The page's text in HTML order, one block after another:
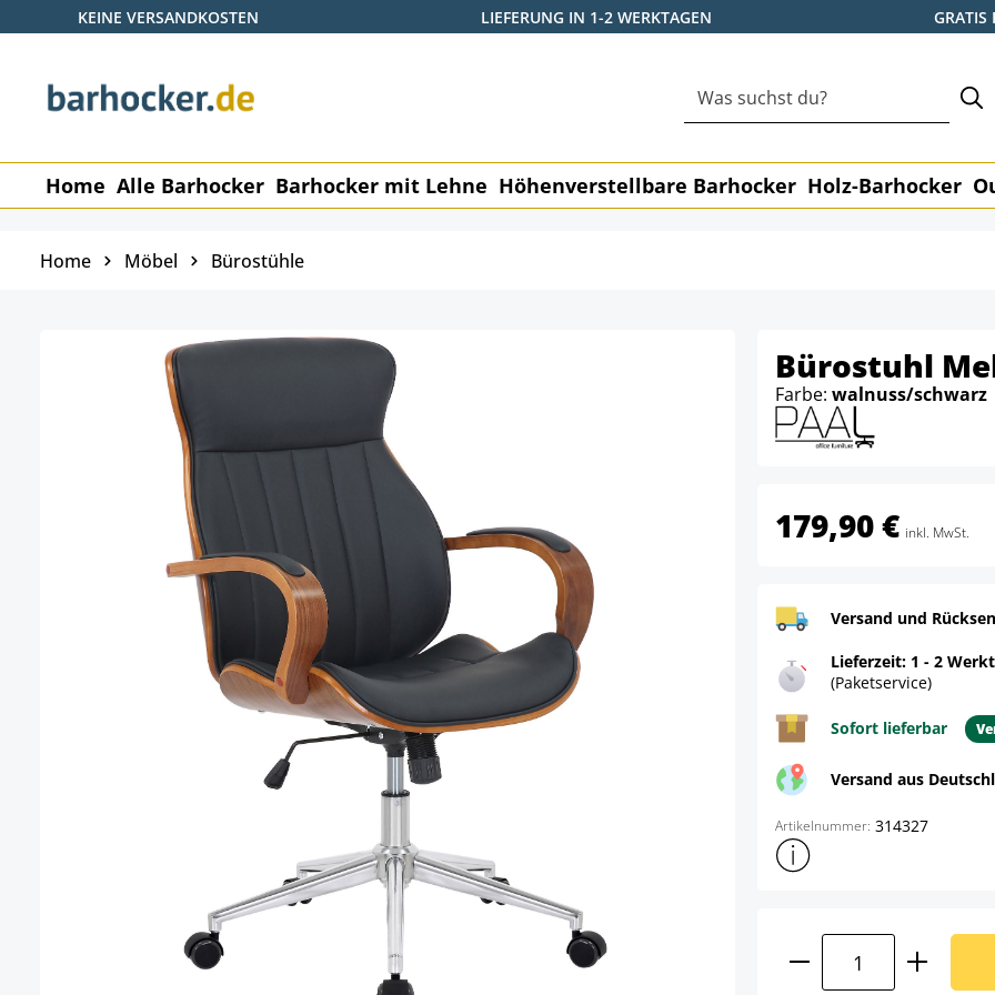
Hauptinhalt springen
Zur Suche springen
Zur Hauptnavigation springen
KEINE VERSANDKOSTEN LIEFERUNG IN 1-2 WERKTAGEN GRATIS
Home Alle Barhocker Barhocker mit Lehne Höhenverstellbare Barhocker Holz-Barhocker
Home Möbel Bürostühle
Bürostuhl
Farbe: walnuss/schwarz
179,90 € inkl. MwSt.
Versand und
Lieferzeit: 1 - 2
(Paketservice)
Sofort lieferbar
Versand aus
Artikelnummer: 314327
Weitere
Produkt Anzahl: